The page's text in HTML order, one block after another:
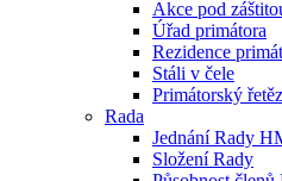
Akce pod
Úřad primátora
Rezidence
Stáli v čele
Primátorský řetěz
Rada
Jednání Rady
Složení Rady